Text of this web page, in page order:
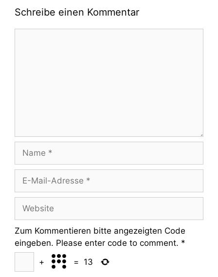
Schreibe einen Kommentar
Mail-
Adresse
Zum Kommentieren bitte angezeigten Code
eingeben. Please enter code to comment. *
+
= 13